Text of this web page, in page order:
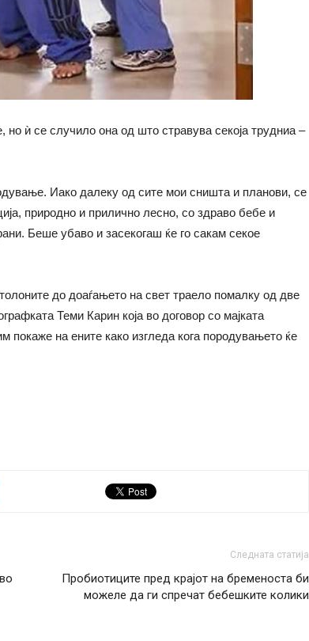
ѝ се случило она од што стравува секоја трудниа –
Иако далеку од сите мои сништа и планови, се
природно и прилично лесно, со здраво бебе и
Беше убаво и засекогаш ќе го сакам секое
до доаѓањето на свет траело помалку од две
Теми Карин која во договор со мајката
покаже на ените како изгледа кога породувањето ќе
Следната статија
Пробиотиците пред крајот на бременоста би
можеле да ги спречат бебешките колики